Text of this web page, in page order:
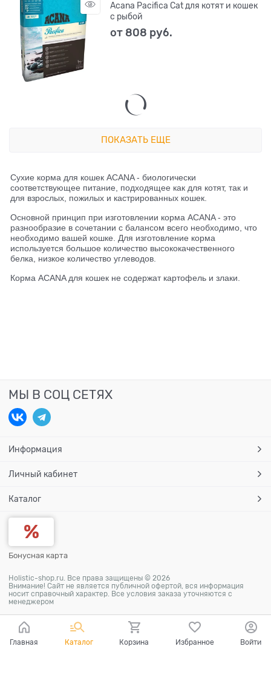
Acana Pacifica Cat для котят и кошек
с рыбой
от 808 руб.
ПОКАЗАТЬ ЕЩЕ
Сухие корма для кошек ACANA - биологически
соответствующее питание, подходящее как для котят, так и
для взрослых, пожилых и кастрированных кошек.
Основной принцип при изготовлении корма ACANA - это
разнообразие в сочетании с балансом всего необходимо, что
необходимо вашей кошке. Для изготовление корма
используется большое количество высококачественного
белка, низкое количество углеводов.
Корма ACANA для кошек не содержат картофель и злаки.
МЫ В СОЦ СЕТЯХ
Информация
Личный кабинет
Каталог
Бонусная карта
Holistic-shop.ru. Все права защищены © 2026
Внимание! Сайт не является публичной офертой, вся информация
носит справочный характер. Все условия заказа уточняются с
менеджером
Главная Каталог Корзина Избранное Войти